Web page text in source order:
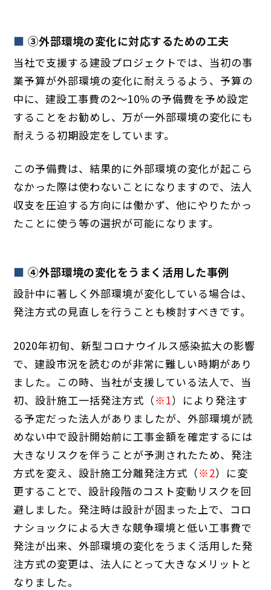
③外部環境の変化に対応するための工夫
当社で支援する建設プロジェクトでは、当初の事
業予算が外部環境の変化に耐えうるよう、予算の
中に、建設工事費の2～10％の予備費を予め設定
することをお勧めし、万が一外部環境の変化にも
耐えうる初期設定をしています。
この予備費は、結果的に外部環境の変化が起こら
なかった際は使わないことになりますので、法人
収支を圧迫する方向には働かず、他にやりたかっ
たことに使う等の選択が可能になります。
④外部環境の変化をうまく活用した事例
設計中に著しく外部環境が変化している場合は、
発注方式の見直しを行うことも検討すべきです。
2020年初旬、新型コロナウイルス感染拡大の影響
で、建設市況を読むのが非常に難しい時期があり
ました。この時、当社が支援している法人で、当
初、設計施工一括発注方式（※1）により発注す
る予定だった法人がありましたが、外部環境が読
めない中で設計開始前に工事金額を確定するには
大きなリスクを伴うことが予測されたため、発注
方式を変え、設計施工分離発注方式（※2）に変
更することで、設計段階のコスト変動リスクを回
避しました。発注時は設計が固まった上で、コロ
ナショックによる大きな競争環境と低い工事費で
発注が出来、外部環境の変化をうまく活用した発
注方式の変更は、法人にとって大きなメリットと
なりました。